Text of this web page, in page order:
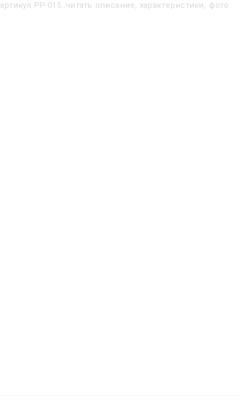
артикул РР-015: читать описание, характеристики, фото